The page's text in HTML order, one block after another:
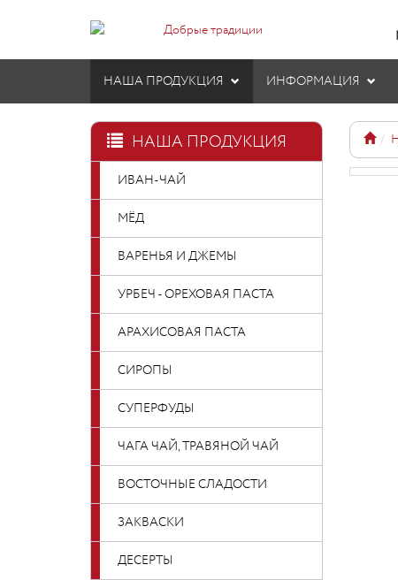
НАША ПРОДУКЦИЯ ИНФОРМАЦИЯ
НАША ПРОДУКЦИЯ
ИВАН-ЧАЙ
МЁД
ВАРЕНЬЯ И ДЖЕМЫ
УРБЕЧ - ОРЕХОВАЯ ПАСТА
АРАХИСОВАЯ ПАСТА
СИРОПЫ
СУПЕРФУДЫ
ЧАГА ЧАЙ, ТРАВЯНОЙ ЧАЙ
ВОСТОЧНЫЕ СЛАДОСТИ
ЗАКВАСКИ
ДЕСЕРТЫ